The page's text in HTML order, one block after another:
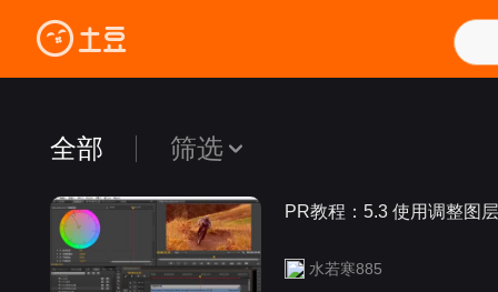
全部 筛选 
综合排序 新发布 播放多
全部 0-10分钟 10-30分钟 30-60分钟
PR教程：5.3 使用调整图
水若寒885